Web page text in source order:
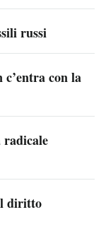
russi
con la
radicale
diritto